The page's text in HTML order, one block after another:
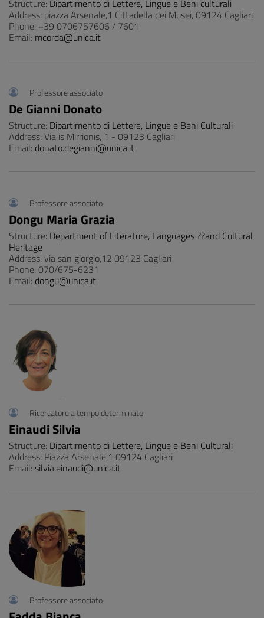
Structure: Dipartimento di Lettere, Lingue e Beni culturali
Address: piazza Arsenale,1 Cittadella dei Musei, 09124 Cagliari
Phone: +39 0706757606 / 7601
Email: mcorda@unica.it
Professore associato
De Gianni Donato
Structure: Dipartimento di Lettere, Lingue e Beni Culturali
Address: Via is Mirrionis, 1 - 09123 Cagliari
Email: donato.degianni@unica.it
Professore associato
Dongu Maria Grazia
Structure: Department of Literature, Languages ??and Cultural
Heritage
Address: via san giorgio,12 09123 Cagliari
Phone: 070/675-6231
Email: dongu@unica.it
Ricercatore a tempo determinato
Einaudi Silvia
Structure: Dipartimento di Lettere, Lingue e Beni Culturali
Address: Piazza Arsenale,1 09124 Cagliari
Email: silvia.einaudi@unica.it
Professore associato